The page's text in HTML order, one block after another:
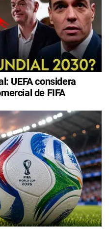
UEFA considera
de FIFA